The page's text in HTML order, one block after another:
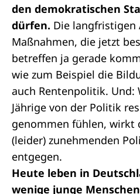
den demokratischen
dürfen. Die langfristigen
Maßnahmen, die jetzt
betreffen ja gerade
wie zum Beispiel die
auch Rentenpolitik. Und:
Jährige von der Politik
genommen fühlen, wirkt
(leider) zunehmenden
entgegen.
Heute leben in
wenige junge